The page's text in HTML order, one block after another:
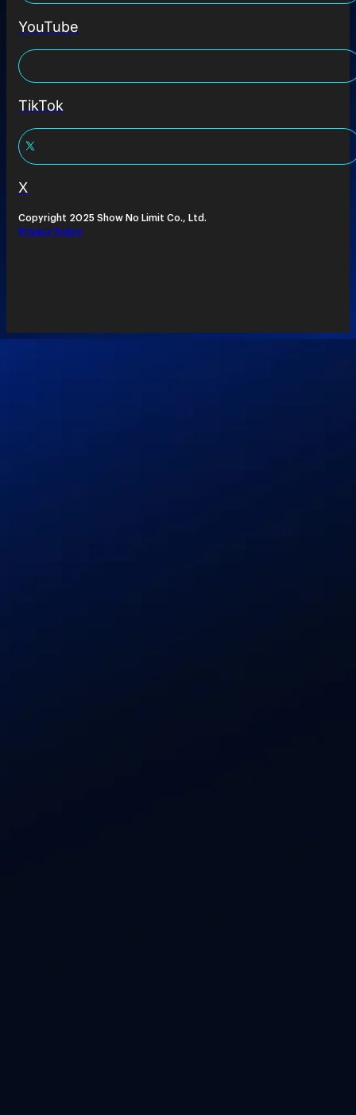
YouTube
TikTok
X
Copyright 2025 Show No Limit Co., Ltd.
Privacy Policy